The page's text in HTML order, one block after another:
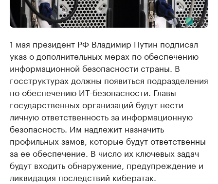
1 мая президент РФ Владимир Путин подписал
указ о дополнительных мерах по обеспечению
информационной безопасности страны. В
госструктурах должны появиться подразделения
по обеспечению ИТ-безопасности. Главы
государственных организаций будут нести
личную ответственность за информационную
безопасность. Им надлежит назначить
профильных замов, которые будут ответственны
за ее обеспечение. В число их ключевых задач
будут входить обнаружение, предупреждение и
ликвидация последствий кибератак.